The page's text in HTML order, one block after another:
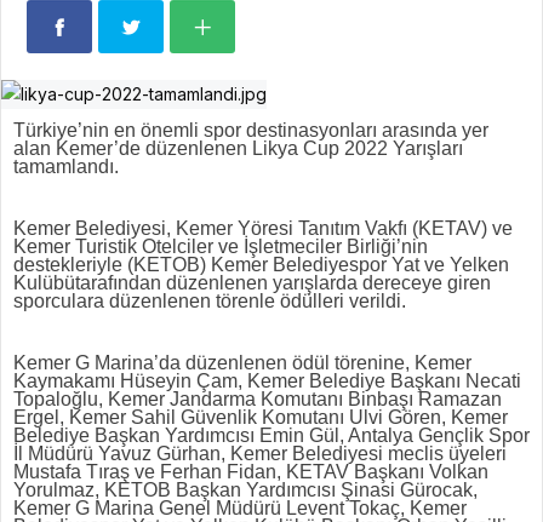
Türkiye’nin en önemli spor destinasyonları arasında yer
alan Kemer’de düzenlenen Likya Cup 2022 Yarışları
tamamlandı.
Kemer Belediyesi, Kemer Yöresi Tanıtım Vakfı (KETAV) ve
Kemer Turistik Otelciler ve İşletmeciler Birliği’nin
destekleriyle (KETOB) Kemer Belediyespor Yat ve Yelken
Kulübütarafından düzenlenen yarışlarda dereceye giren
sporculara düzenlenen törenle ödülleri verildi.
Kemer G Marina’da düzenlenen ödül törenine, Kemer
Kaymakamı Hüseyin Çam, Kemer Belediye Başkanı Necati
Topaloğlu, Kemer Jandarma Komutanı Binbaşı Ramazan
Ergel, Kemer Sahil Güvenlik Komutanı Ulvi Gören, Kemer
Belediye Başkan Yardımcısı Emin Gül, Antalya Gençlik Spor
İl Müdürü Yavuz Gürhan, Kemer Belediyesi meclis üyeleri
Mustafa Tıraş ve Ferhan Fidan, KETAV Başkanı Volkan
Yorulmaz, KETOB Başkan Yardımcısı Şinasi Gürocak,
Kemer G Marina Genel Müdürü Levent Tokaç, Kemer